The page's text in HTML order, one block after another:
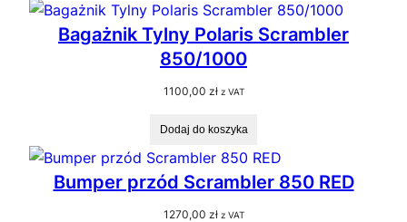
Bagażnik Tylny Polaris Scrambler
850/1000
1100,00 zł z VAT
Dodaj do koszyka
Bumper przód Scrambler 850 RED
1270,00 zł z VAT